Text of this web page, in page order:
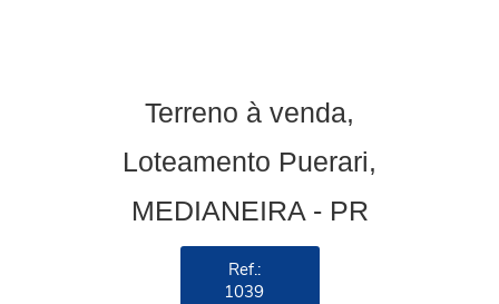
Terreno à venda,
Loteamento Puerari,
MEDIANEIRA - PR
Ref.:
1039